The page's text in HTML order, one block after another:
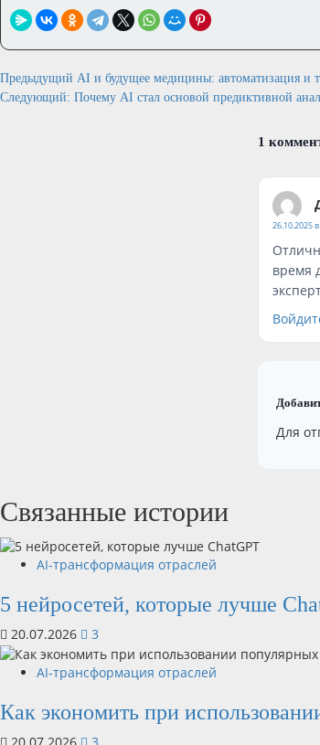
Навигация
по
Предыдущий AI и будущее медицины: автоматизация и
Следующий: Почему AI стал основой предиктивной
1
26.10.2025
время
Для
Связанные истории
AI-трансформация отраслей
5 нейросетей, которые лучше
20.07.2026 3
AI-трансформация отраслей
Как экономить при